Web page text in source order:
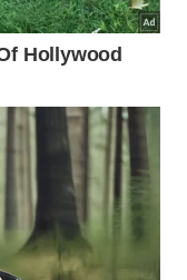
sincero
que a
da